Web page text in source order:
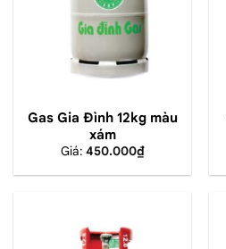
Gas Gia Đình 12kg màu
xám
Giá: 450.000₫